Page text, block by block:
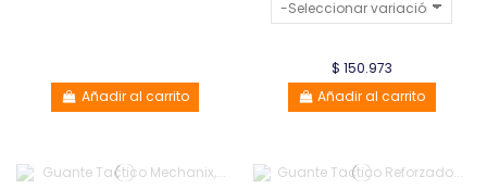
Añadir al carrito
$ 150.973
Añadir al carrito